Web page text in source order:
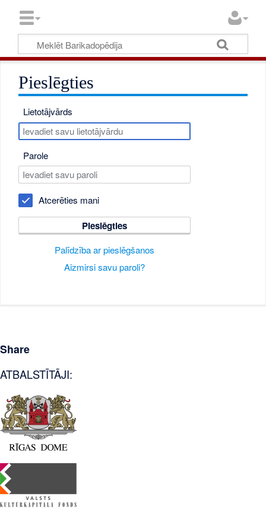
Pieslēgties
Lietotājvārds
Parole
Atcerēties mani
Pieslēgties
Palīdzība ar pieslēgšanos
Aizmirsi savu paroli?
Share
ATBALSTĪTĀJI: